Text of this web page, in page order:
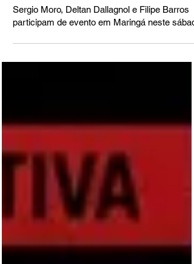
PARANÁ
Sergio Moro, Deltan Dallagnol e Filipe Barros